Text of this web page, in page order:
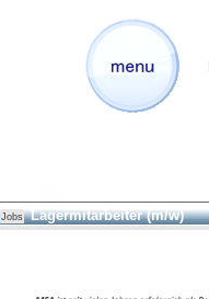
Jobs Lagermitarbeiter (m/w)